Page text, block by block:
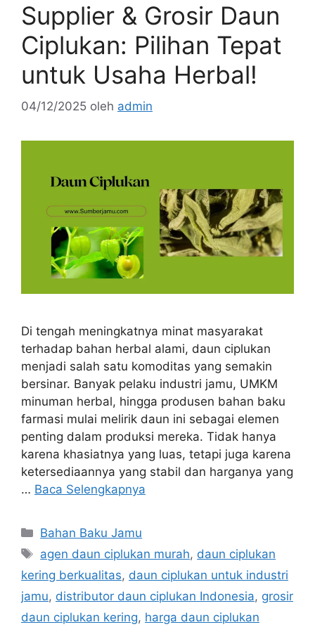
Supplier & Grosir Daun
Ciplukan: Pilihan Tepat
untuk Usaha Herbal!
04/12/2025 oleh admin
Di tengah meningkatnya minat masyarakat
terhadap bahan herbal alami, daun ciplukan
menjadi salah satu komoditas yang semakin
bersinar. Banyak pelaku industri jamu, UMKM
minuman herbal, hingga produsen bahan baku
farmasi mulai melirik daun ini sebagai elemen
penting dalam produksi mereka. Tidak hanya
karena khasiatnya yang luas, tetapi juga karena
ketersediaannya yang stabil dan harganya yang
… Baca Selengkapnya
Kategori
Bahan Baku Jamu
Tag
agen daun ciplukan murah, daun ciplukan
kering berkualitas, daun ciplukan untuk industri
jamu, distributor daun ciplukan Indonesia, grosir
daun ciplukan kering, harga daun ciplukan